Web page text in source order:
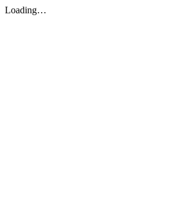
Loading…